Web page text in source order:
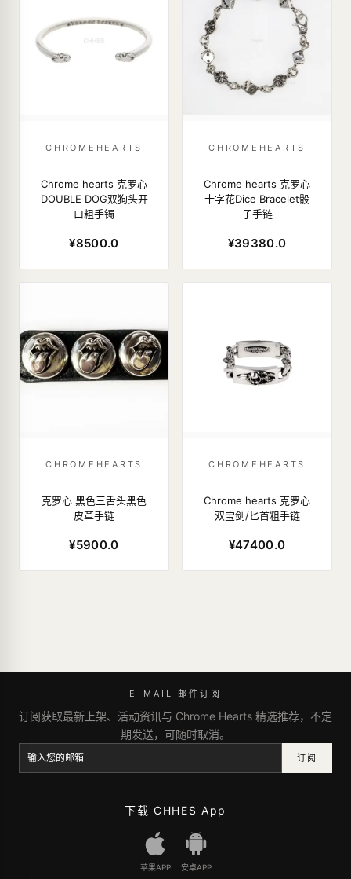
CHROMEHEARTS
Chrome hearts 克罗心
DOUBLE DOG双狗头开
口粗手镯
¥8500.0
CHROMEHEARTS
Chrome hearts 克罗心
十字花Dice Bracelet骰
子手链
¥39380.0
CHROMEHEARTS
克罗心 黑色三舌头黑色
皮革手链
¥5900.0
CHROMEHEARTS
Chrome hearts 克罗心
双宝剑/匕首粗手链
¥47400.0
E-MAIL 邮件订阅
订阅获取最新上架、活动资讯与 Chrome Hearts 精选推荐，不定
期发送，可随时取消。
订阅
下载 CHHES App
苹果APP 安卓APP